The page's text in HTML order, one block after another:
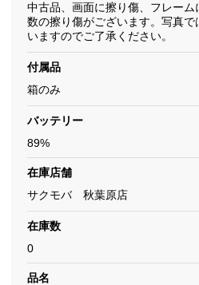
中古品、画面に擦り傷、フレー
数の擦り傷がございます。写真
いますのでご了承ください。
付属品
箱のみ
バッテリー
89%
在庫店舗
サクモバ 秋葉原店
在庫数
0
品名